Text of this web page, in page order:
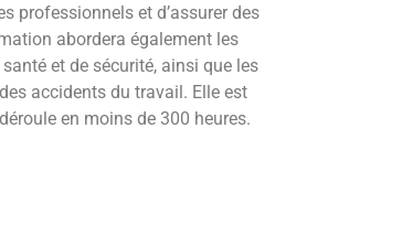
professionnels et d’assurer des
abordera également les
et de sécurité, ainsi que les
accidents du travail. Elle est
en moins de 300 heures.